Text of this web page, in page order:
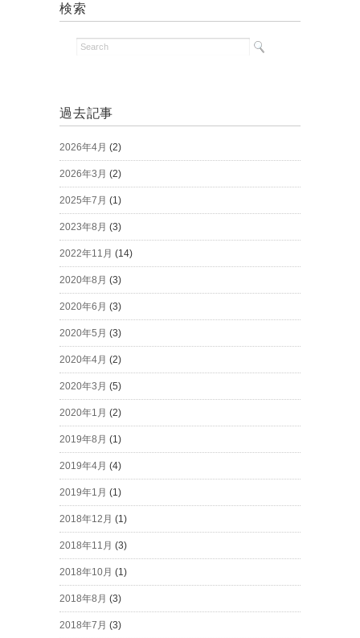
検索
過去記事
2026年4月 (2)
2026年3月 (2)
2025年7月 (1)
2023年8月 (3)
2022年11月 (14)
2020年8月 (3)
2020年6月 (3)
2020年5月 (3)
2020年4月 (2)
2020年3月 (5)
2020年1月 (2)
2019年8月 (1)
2019年4月 (4)
2019年1月 (1)
2018年12月 (1)
2018年11月 (3)
2018年10月 (1)
2018年8月 (3)
2018年7月 (3)